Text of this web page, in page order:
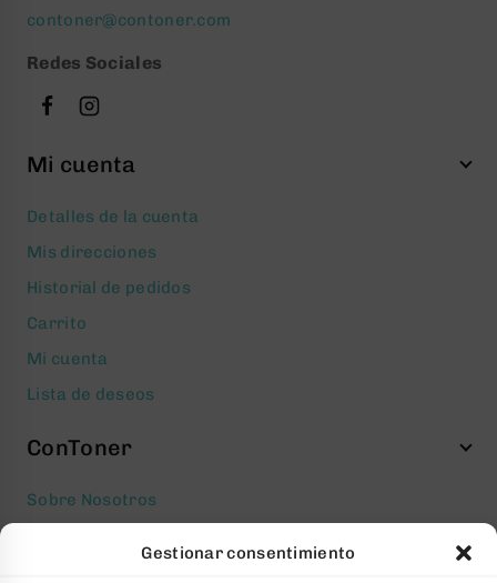
Gestionar consentimiento
contoner@contoner.com
Redes Sociales
Mi cuenta
Detalles de la cuenta
Mis direcciones
Historial de pedidos
Carrito
Mi cuenta
Lista de deseos
ConToner
Sobre Nosotros